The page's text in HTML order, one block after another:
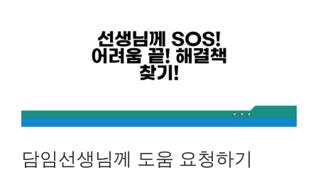
담임선생님께 도움 요청하기